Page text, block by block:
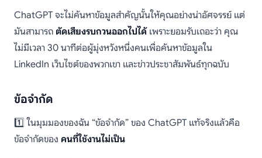
ChatGPT จะไม่ค้นหาข้อมูลสำคัญนั้นให้คุณอย่างน่าอัศจรรย์ แต่
มันสามารถ ตัดเสียงรบกวนออกไปได้เพราะยอมรับเถอะว่า คุณ
ไม่มีเวลา 30 นาทีต่อผู้มุ่งหวังหนึ่งคนเพื่อค้นหาข้อมูลใน
LinkedIn เว็บไซต์ของพวกเขา และข่าวประชาสัมพันธ์ทุกฉบับ
ข้อจำกัด
1️⃣ ในมุมมองของฉัน “ข้อจำกัด” ของ ChatGPT แท้จริงแล้วคือ
ข้อจำกัดของ คนที่ใช้งานไม่เป็น